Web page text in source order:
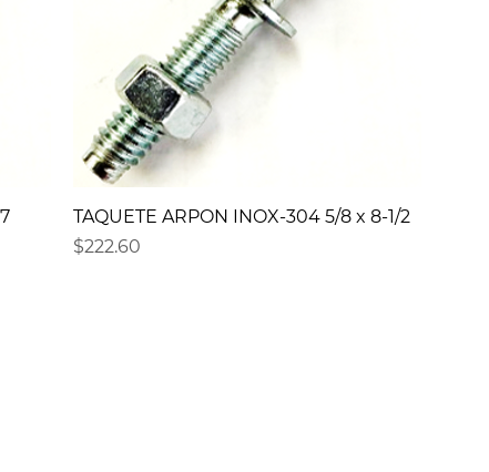
TAQUETE ARPON INOX-304 5/8 x 8-1/2
Precio
$222.60